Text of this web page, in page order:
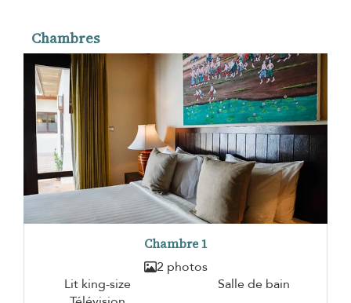
Chambres
Chambre 1
2 photos
Lit king-size
Salle de bain